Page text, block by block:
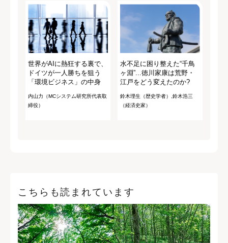
世界がAIに熱狂する裏で、
ドイツが一人勝ちを狙う
「環境ビジネス」の中身
内山力（MCシステム研究所代表取
締役）
水不足に困り整えた“千鳥
ヶ淵”...徳川家康は荒野・
江戸をどう変えたのか?
鈴木理生（歴史学者）,鈴木浩三
（経済史家）
こちらも読まれています